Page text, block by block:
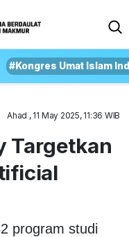
#Kongres Umat Islam
Ahad , 11 May 2025, 11:36 WIB
Targetkan
program studi